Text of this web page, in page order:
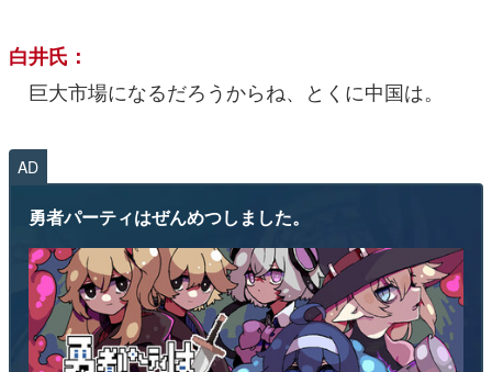
白井氏：
巨大市場になるだろうからね、とくに中国は。
AD
勇者パーティはぜんめつしました。